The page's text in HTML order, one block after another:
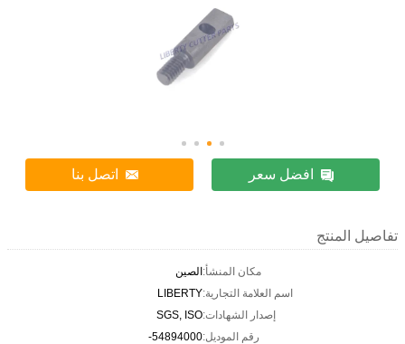
افضل سعر اتصل بنا
تفاصيل المنتج
مكان المنشأ:الصين
اسم العلامة التجارية:LIBERTY
إصدار الشهادات:SGS, ISO
رقم الموديل:54894000-